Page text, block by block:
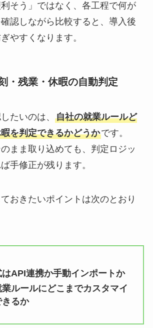
利そう」ではなく、各工程で何が
認しながら比較すると、導入後
やすくなります。
・残業・休暇の自動判定
たいのは、
自社の就業ルールど
を判定できるかどうかです。
まま取り込めても、判定ロジッ
手修正が残ります。
おきたいポイントは次のとおり
API連携か手動インポートか
業ルールにどこまでカスタマイ
るか